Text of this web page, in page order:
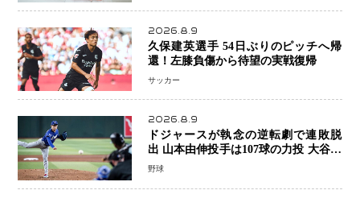
2026.8.9
久保建英選手 54日ぶりのピッチへ帰
還！左膝負傷から待望の実戦復帰
サッカー
2026.8.9
ドジャースが執念の逆転劇で連敗脱
出 山本由伸投手は107球の力投 大谷翔
平選手が延長10回に勝利を呼び込む一
野球